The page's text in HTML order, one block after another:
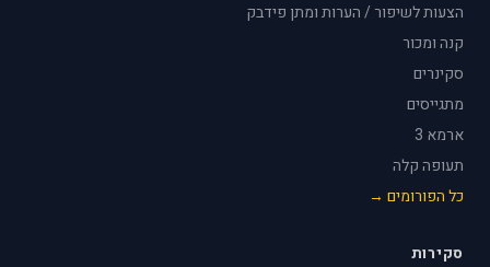
הצעות לשיפור / הערות ומתן פידבק
קנה ומכור
סקינרים
מתגייסים
ארמא 3
תעופה קלה
כל הפורומים →
סקירות